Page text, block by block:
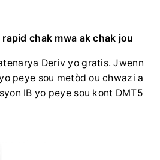
chak mwa ak chak jou
Deriv yo gratis. Jwenn
peye sou metòd ou chwazi a
IB yo peye sou kont DMT5